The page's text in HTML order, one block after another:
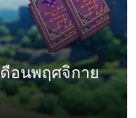
อนพฤศจิกาย